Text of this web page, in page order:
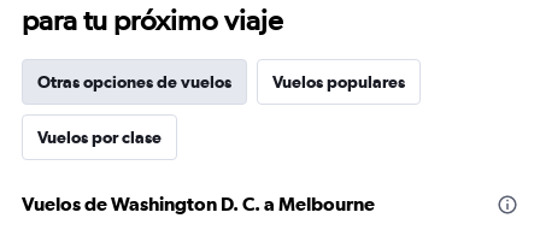
para tu próximo viaje
Otras opciones de vuelos Vuelos populares
Vuelos por clase
Vuelos de Washington D. C. a Melbourne